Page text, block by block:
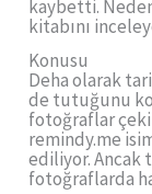
kaybetti.
kitabını
Konusu
Deha olarak
de tutuğunu
fotoğraflar
remindy.me
ediliyor. Ancak
fotoğraflarda